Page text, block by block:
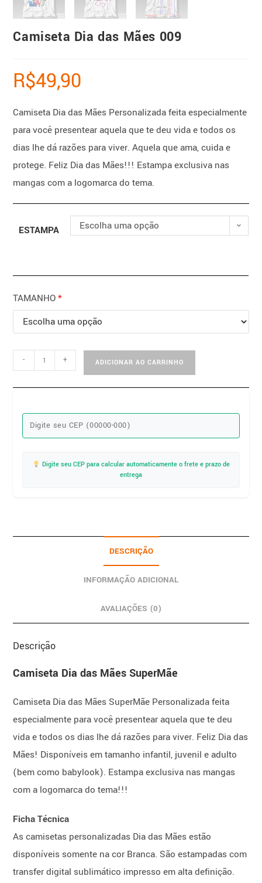
Camiseta Dia das Mães 009
R$49,90
Camiseta Dia das Mães Personalizada feita especialmente
para você presentear aquela que te deu vida e todos os
dias lhe dá razões para viver. Aquela que ama, cuida e
protege. Feliz Dia das Mães!!! Estampa exclusiva nas
mangas com a logomarca do tema.
ESTAMPA Escolha uma opção
TAMANHO*
- + ADICIONAR AO CARRINHO
Digite seu CEP para calcular automaticamente o frete e prazo de
entrega
DESCRIÇÃO
INFORMAÇÃO ADICIONAL
AVALIAÇÕES (0)
Descrição
Camiseta Dia das Mães SuperMãe
Camiseta Dia das Mães SuperMãe Personalizada feita
especialmente para você presentear aquela que te deu
vida e todos os dias lhe dá razões para viver. Feliz Dia das
Mães! Disponíveis em tamanho infantil, juvenil e adulto
(bem como babylook). Estampa exclusiva nas mangas
com a logomarca do tema!!!
Ficha Técnica
As camisetas personalizadas Dia das Mães estão
disponíveis somente na cor Branca. São estampadas com
transfer digital sublimático impresso em alta definição.